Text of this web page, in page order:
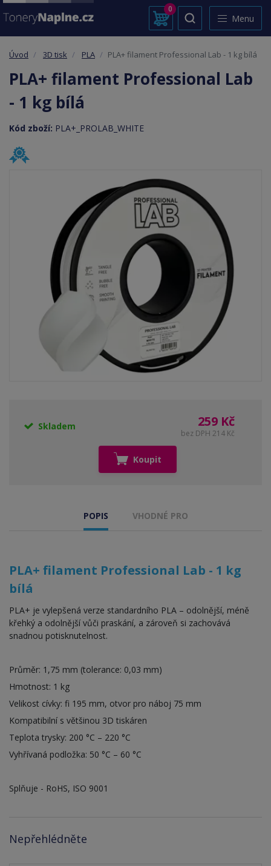
0
Menu
Úvod 3D tisk PLA PLA+ filament Professional Lab - 1 kg bílá
PLA+ filament Professional Lab
- 1 kg bílá
Kód zboží: PLA+_PROLAB_WHITE
Skladem 259 Kč
bez DPH 214 Kč
Koupit
POPIS VHODNÉ PRO
PLA+ filament Professional Lab - 1 kg
bílá
PLA+ je vylepšená verze standardního PLA – odolnější, méně
křehký a odolnější vůči praskání, a zároveň si zachovává
snadnou potisknutelnost.
Průměr: 1,75 mm (tolerance: 0,03 mm)
Hmotnost: 1 kg
Velikost cívky: fi 195 mm, otvor pro náboj 75 mm
Kompatibilní s většinou 3D tiskáren
Teplota trysky: 200 °C – 220 °C
Vyhřívaná podložka: 50 °C – 60 °C
Splňuje - RoHS, ISO 9001
Nepřehlédněte